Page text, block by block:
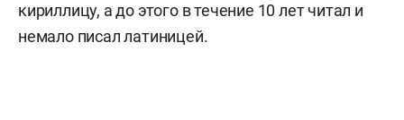
кириллицу, а до этого в течение 10 лет читал и
немало писал латиницей.